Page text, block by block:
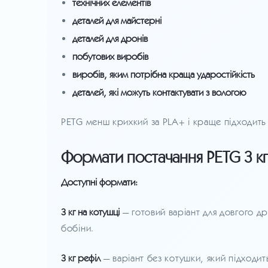
технічних елементів
деталей для майстерні
деталей для дронів
побутових виробів
виробів, яким потрібна краща ударостійкість
деталей, які можуть контактувати з вологою
PETG менш крихкий за PLA+ і краще
Формати постачання PETG 3 кг
Доступні формати:
3 кг на котушці — готовий варіант для довгого
бобіни.
3 кг рефіл— варіант без котушки, який